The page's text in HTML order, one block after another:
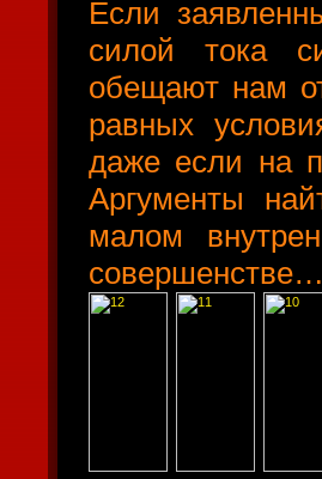
Если
силой тока
обещают нам
равных
даже если на
Аргументы
малом